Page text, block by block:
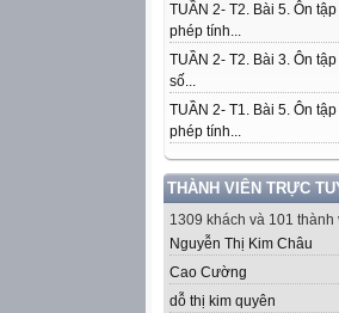
TUẦN 2- T2. Bài 5. Ôn
phép tính...
TUẦN 2- T2. Bài 3. Ôn
số...
TUẦN 2- T1. Bài 5. Ôn
phép tính...
THÀNH VIÊN TRỰC
1309 khách và 101 thành
Nguyễn Thị Kim Châu
Cao Cường
dỗ thị kim quyên